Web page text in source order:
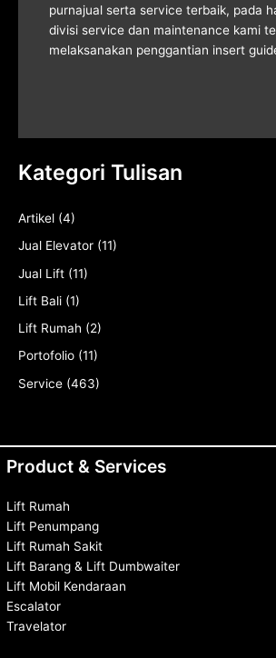
purnajual serta service terbaik, pada
divisi service dan maintenance kami
melaksanakan penggantian insert
Kategori Tulisan
Artikel (4)
Jual Elevator (11)
Jual Lift (11)
Lift Bali (1)
Lift Rumah (2)
Portofolio (11)
Service (463)
Product & Services
Lift Rumah
Lift Penumpang
Lift Rumah Sakit
Lift Barang & Lift Dumbwaiter
Lift Mobil Kendaraan
Escalator
Travelator